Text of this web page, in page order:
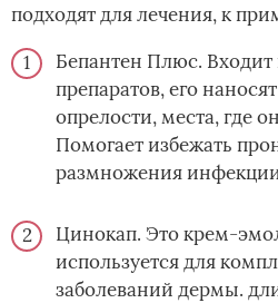
подходят для лечения, к
Бепантен Плюс.
препаратов, его
опрелости, места, где
Помогает избежать
размножения
Цинокап. Это крем-
используется для
заболеваний дермы.